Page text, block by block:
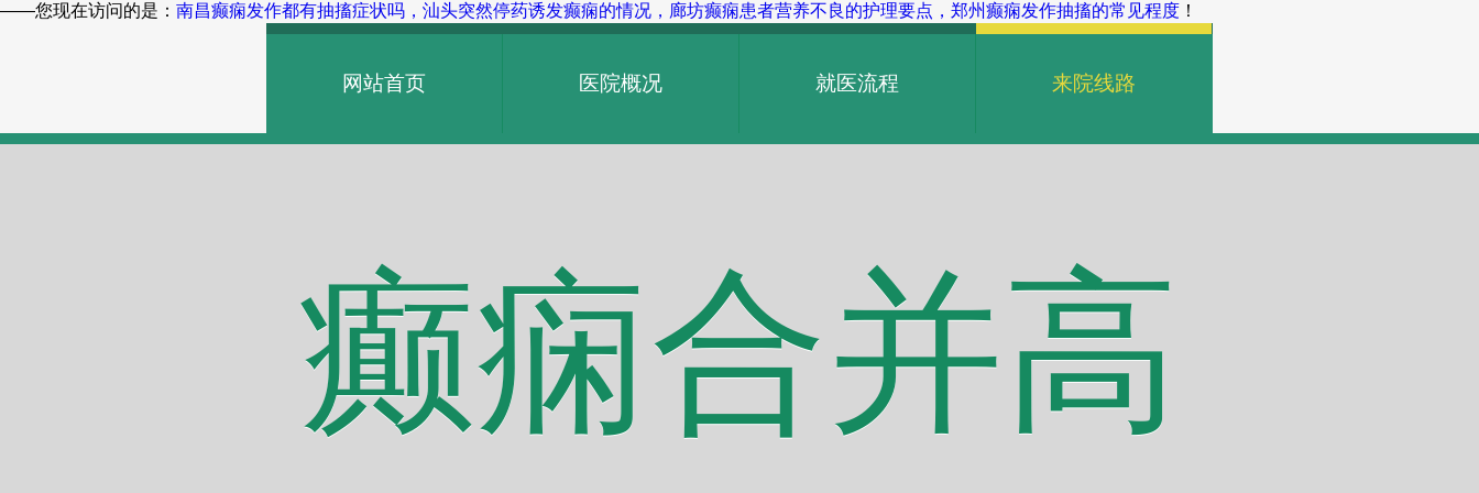
——您现在访问的是： 南昌癫痫发作都有抽搐症状吗，汕头突然停药诱发癫痫的情况，廊坊癫痫患者营养不良的护理要点，郑州癫痫发作抽搐的常见程度 ！
网站首页 医院概况 就医流程 来院线路
癫痫合并高